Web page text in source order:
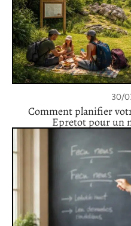
30/
Comment planifier
Epretot pour un